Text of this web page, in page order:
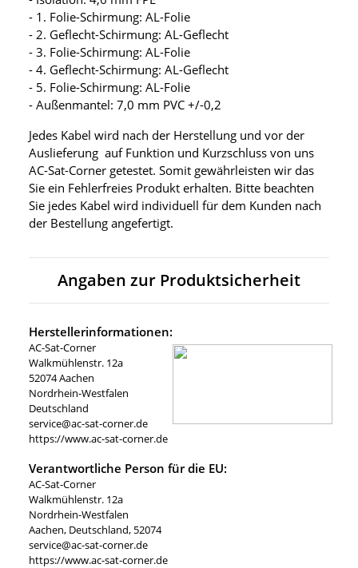
- 1. Folie-Schirmung: AL-Folie
- 2. Geflecht-Schirmung: AL-Geflecht
- 3. Folie-Schirmung: AL-Folie
- 4. Geflecht-Schirmung: AL-Geflecht
- 5. Folie-Schirmung: AL-Folie
- Außenmantel: 7,0 mm PVC +/-0,2
Jedes Kabel wird nach der Herstellung und vor der
Auslieferung auf Funktion und Kurzschluss von uns
AC-Sat-Corner getestet. Somit gewährleisten wir das
Sie ein Fehlerfreies Produkt erhalten. Bitte beachten
Sie jedes Kabel wird individuell für dem Kunden nach
der Bestellung angefertigt.
Angaben zur Produktsicherheit
Herstellerinformationen:
AC-Sat-Corner
Walkmühlenstr. 12a
52074 Aachen
Nordrhein-Westfalen
Deutschland
service@ac-sat-corner.de
https://www.ac-sat-corner.de
Verantwortliche Person für die EU:
AC-Sat-Corner
Walkmühlenstr. 12a
Nordrhein-Westfalen
Aachen, Deutschland, 52074
service@ac-sat-corner.de
https://www.ac-sat-corner.de